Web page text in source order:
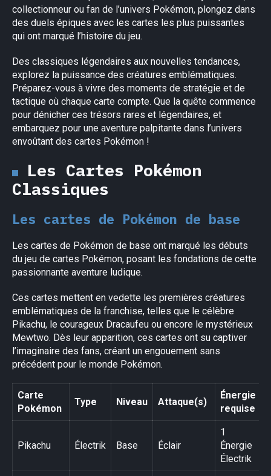
collectionneur ou fan de l’univers Pokémon, plongez dans
des duels épiques avec les cartes les plus puissantes
qui ont marqué l’histoire du jeu.
Des classiques légendaires aux nouvelles tendances,
explorez la puissance des créatures emblématiques.
Préparez-vous à vivre des moments de stratégie et de
tactique où chaque carte compte. Que la quête commence
pour dénicher ces trésors rares et légendaires, et
embarquez pour une aventure palpitante dans l’univers
envoûtant des cartes Pokémon !
Les Cartes Pokémon
Classiques
Les cartes de Pokémon de base
Les cartes de Pokémon de base ont marqué les débuts
du jeu de cartes Pokémon, posant les fondations de cette
passionnante aventure ludique.
Ces cartes mettent en vedette les premières créatures
emblématiques de la franchise, telles que le célèbre
Pikachu, le courageux Dracaufeu ou encore le mystérieux
Mewtwo. Dès leur apparition, ces cartes ont su captiver
l’imaginaire des fans, créant un engouement sans
précédent pour le monde Pokémon.
Carte
Pokémon
Type Niveau Attaque(s)
Énergie
requise
Pikachu Électrik Base Éclair
1
Énergie
Électrik